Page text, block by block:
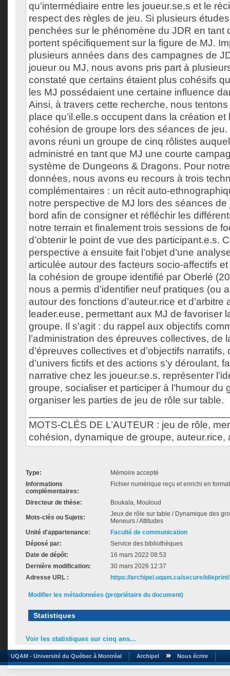
qu’intermédiaire entre les joueur.se.s et le
respect des règles de jeu. Si plusieurs
penchées sur le phénomène du JDR en tant
portent spécifiquement sur la figure de MJ.
plusieurs années dans des campagnes de
joueur ou MJ, nous avons pris part à
constaté que certains étaient plus cohésifs
les MJ possédaient une certaine influence
Ainsi, à travers cette recherche, nous
place qu’il.elle.s occupent dans la création et
cohésion de groupe lors des séances de
avons réuni un groupe de cinq rôlistes
administré en tant que MJ une courte
système de Dungeons & Dragons. Pour
données, nous avons eu recours à trois
complémentaires : un récit auto-
notre perspective de MJ lors des séances
bord afin de consigner et réfléchir les
notre terrain et finalement trois sessions de
d’obtenir le point de vue des participant.e.s.
perspective a ensuite fait l’objet d’une
articulée autour des facteurs socio-affectifs
la cohésion de groupe identifié par Oberlé
nous a permis d’identifier neuf pratiques (ou
autour des fonctions d’auteur.rice et
leader.euse, permettant aux MJ de favoriser
groupe. Il s’agit : du rappel aux objectifs
l’administration des épreuves collectives, de
d’épreuves collectives et d’objectifs
d’univers fictifs et des actions s’y déroulant,
narrative chez les joueur.se.s, représenter
groupe, socialiser et participer à l’humour du
organiser les parties de jeu de rôle sur table.
MOTS-CLÉS DE L’AUTEUR : jeu de rôle,
cohésion, dynamique de groupe, auteur.rice,
Type:
Mémoire accepté
Informations
complémentaires:
Fichier numérique reçu et enrichi en
Directeur de thèse: Boukala, Mouloud
Mots-clés ou Sujets:
Jeux de rôle sur table / Dynamique des
Meneurs / Attitudes
Unité d'appartenance:
Faculté de communication
Déposé par:
Service des bibliothèques
Date de dépôt:
16 mars 2022 08:53
Dernière modification:
30 mars 2026 12:37
Adresse URL :
https://archipel.uqam.ca/secure/id/
Modifier les métadonnées (propriétaire du document)
Statistiques
Voir les statistiques sur cinq ans...
UQAM - Université du Québec à Montréal Archipel Nous écrire